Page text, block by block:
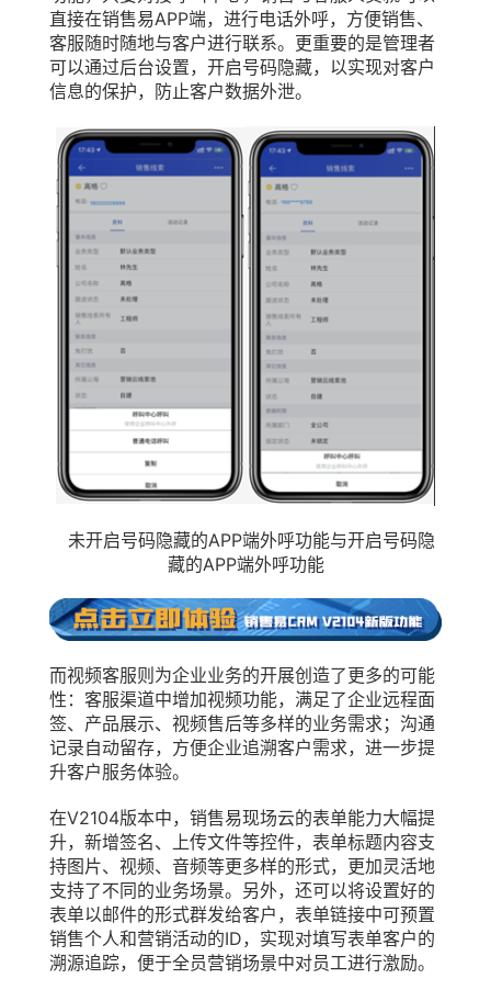
直接在销售易APP端，进行电话外呼，方便销售、
客服随时随地与客户进行联系。更重要的是管理者
可以通过后台设置，开启号码隐藏，以实现对客户
信息的保护，防止客户数据外泄。
未开启号码隐藏的APP端外呼功能与开启号码隐
藏的APP端外呼功能
而视频客服则为企业业务的开展创造了更多的可能
性：客服渠道中增加视频功能，满足了企业远程面
签、产品展示、视频售后等多样的业务需求；沟通
记录自动留存，方便企业追溯客户需求，进一步提
升客户服务体验。
在V2104版本中，销售易现场云的表单能力大幅提
升，新增签名、上传文件等控件，表单标题内容支
持图片、视频、音频等更多样的形式，更加灵活地
支持了不同的业务场景。另外，还可以将设置好的
表单以邮件的形式群发给客户，表单链接中可预置
销售个人和营销活动的ID，实现对填写表单客户的
溯源追踪，便于全员营销场景中对员工进行激励。